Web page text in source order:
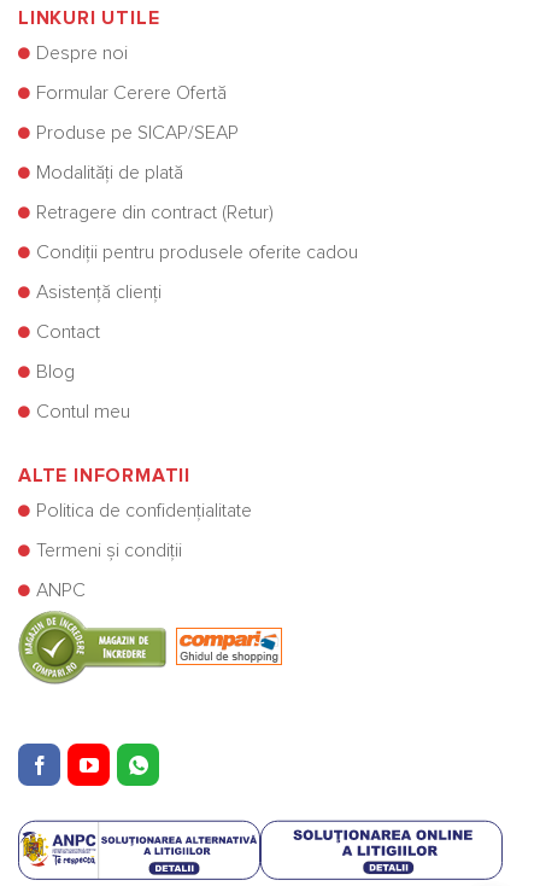
LINKURI UTILE
Despre noi
Formular Cerere Ofertă
Produse pe SICAP/SEAP
Modalități de plată
Retragere din contract (Retur)
Condiții pentru produsele oferite cadou
Asistență clienți
Contact
Blog
Contul meu
ALTE INFORMATII
Politica de confidențialitate
Termeni și condiții
ANPC